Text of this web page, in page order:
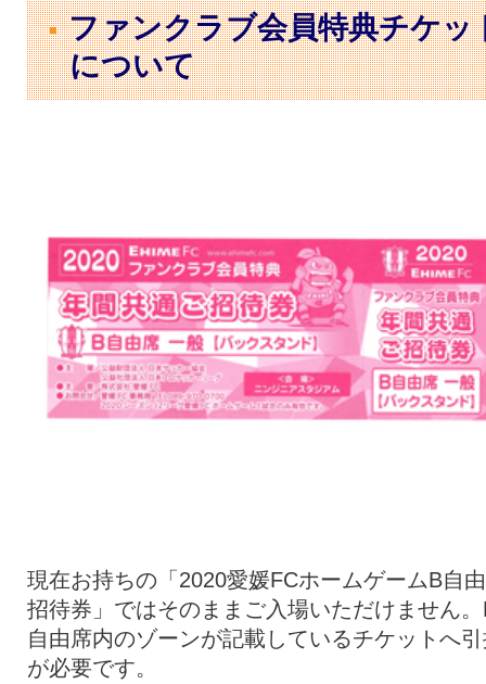
ファンクラブ会員特典チケッ
について
現在お持ちの「2020愛媛FCホームゲームB自
招待券」ではそのままご入場いただけません
自由席内のゾーンが記載しているチケットへ
が必要です。